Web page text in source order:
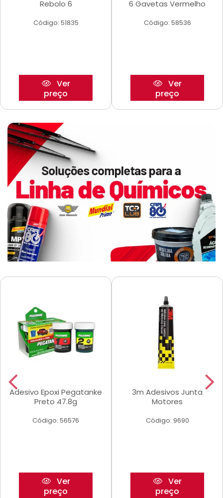
Rebolo 6
Código: 51835
Ver
preço
6 Gavetas Vermelho
Código: 58536
Ver
preço
Adesivo Epoxi Pegatanke
Preto 47.8g
Código: 56576
Ver
preço
3m Adesivos Junta
Motores
Código: 9690
Ver
preço